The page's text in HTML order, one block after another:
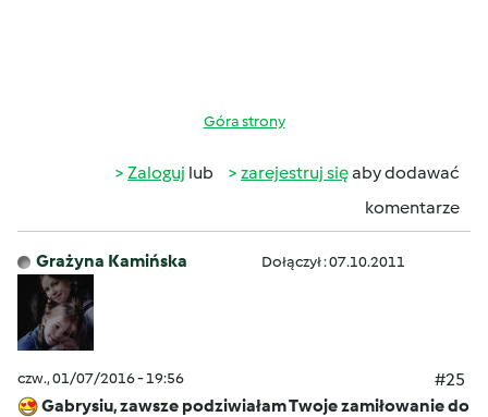
Góra strony
Zaloguj lub zarejestruj sięaby dodawać
komentarze
Grażyna Kamińska Dołączył : 07.10.2011
czw., 01/07/2016 - 19:56
#25
Gabrysiu, zawsze podziwiałam Twoje zamiłowanie do